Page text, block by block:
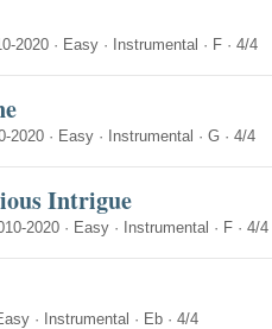
2020 · Easy · Instrumental · F · 4/4
2020 · Easy · Instrumental · G · 4/4
Intrigue
2020 · Easy · Instrumental · F · 4/4
· Instrumental · Eb · 4/4